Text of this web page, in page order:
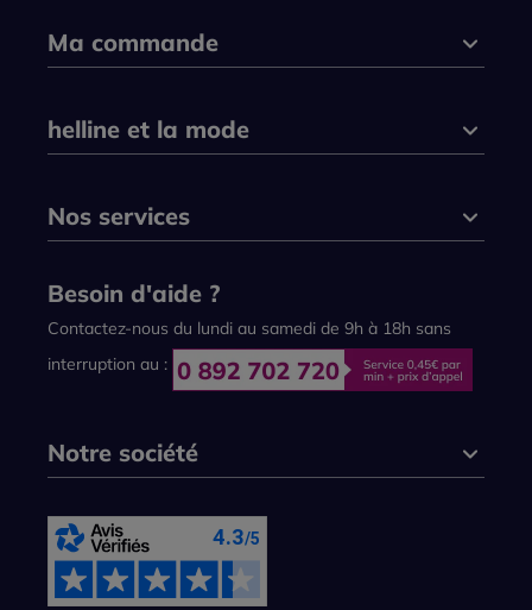
Ma commande
helline et la mode
Nos services
Besoin d'aide ?
Contactez-nous du lundi au samedi de 9h à 18h sans
interruption au :
Notre société